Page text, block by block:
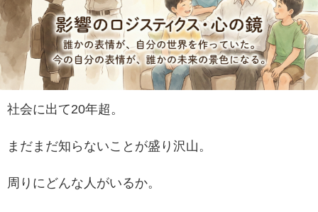
社会に出て20年超。
まだまだ知らないことが盛り沢山。
周りにどんな人がいるか。